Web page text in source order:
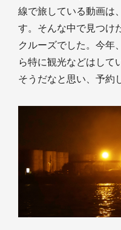
線で旅している動画は
す。そんな中で見つけ
クルーズでした。今年
ら特に観光などはして
そうだなと思い、予約